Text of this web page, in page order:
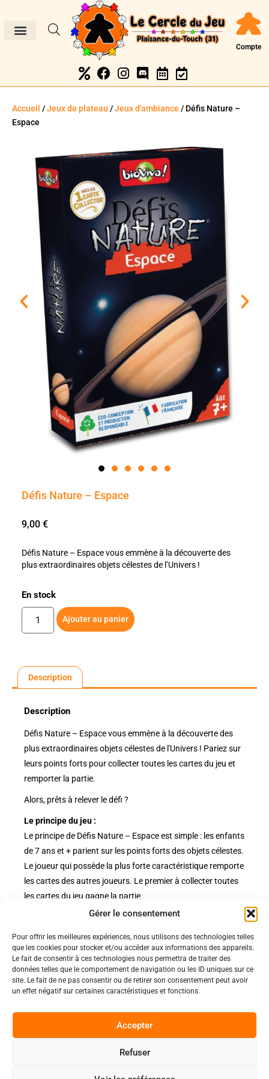
Gérer le consentement
Pour offrir les meilleures expériences, nous utilisons des technologies telles
que les cookies pour stocker et/ou accéder aux informations des appareils.
Le fait de consentir à ces technologies nous permettra de traiter des
données telles que le comportement de navigation ou les ID uniques sur ce
site. Le fait de ne pas consentir ou de retirer son consentement peut avoir
un effet négatif sur certaines caractéristiques et fonctions.
Accepter
Refuser
Compte
Accueil /Jeux de plateau /Jeux d'ambiance / Défis Nature –
Espace
Défis Nature – Espace
9,00 €
Défis Nature – Espace vous emmène à la découverte des
plus extraordinaires objets célestes de l’Univers !
En stock
Ajouter au panier
Description
Description
Défis Nature – Espace vous emmène à la découverte des
plus extraordinaires objets célestes de l'Univers ! Pariez sur
leurs points forts pour collecter toutes les cartes du jeu et
remporter la partie.
Alors, prêts à relever le défi ?
Le principe du jeu :
Le principe de Défis Nature – Espace est simple : les enfants
de 7 ans et + parient sur les points forts des objets célestes.
Le joueur qui possède la plus forte caractéristique remporte
les cartes des autres joueurs. Le premier à collecter toutes
les cartes du jeu gagne la partie.
Nos pages
Nos évènements
Nous contacter
Politiques
Politique de confidentialité
Nos conditions de vente et livraison
Code de conduite